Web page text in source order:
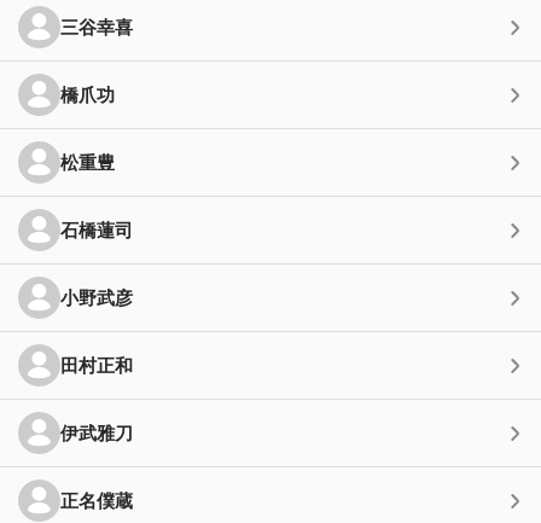
三谷幸喜
橋爪功
松重豊
石橋蓮司
小野武彦
田村正和
伊武雅刀
正名僕蔵